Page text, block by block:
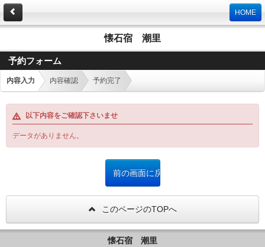
HOME
懐石宿 潮里
予約フォーム
内容入力 内容確認 予約完了
以下内容をご確認下さいませ
データがありません。
このページのTOPへ
懐石宿 潮里